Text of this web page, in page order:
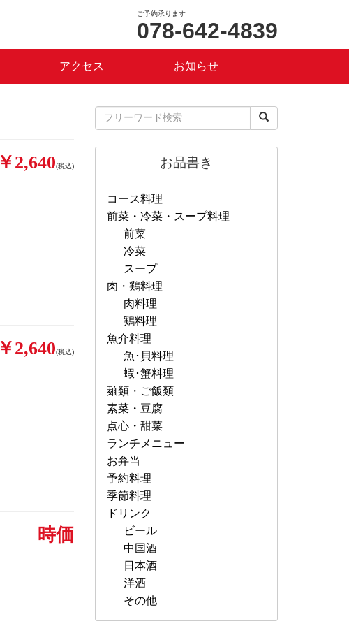
ご予約承ります
078-642-4839
アクセス お知らせ
￥2,640(税込)
￥2,640(税込)
時価
お品書き
コース料理
前菜・冷菜・スープ料理
前菜
冷菜
スープ
肉・鶏料理
肉料理
鶏料理
魚介料理
魚･貝料理
蝦･蟹料理
麺類・ご飯類
素菜・豆腐
点心・甜菜
ランチメニュー
お弁当
予約料理
季節料理
ドリンク
ビール
中国酒
日本酒
洋酒
その他